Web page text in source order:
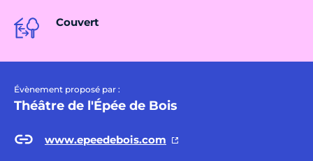
Couvert
Évènement proposé par :
Théâtre de l'Épée de Bois
www.epeedebois.com